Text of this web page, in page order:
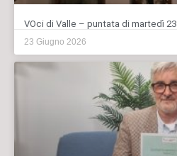
VOci di Valle – puntata di martedì
23 Giugno 2026